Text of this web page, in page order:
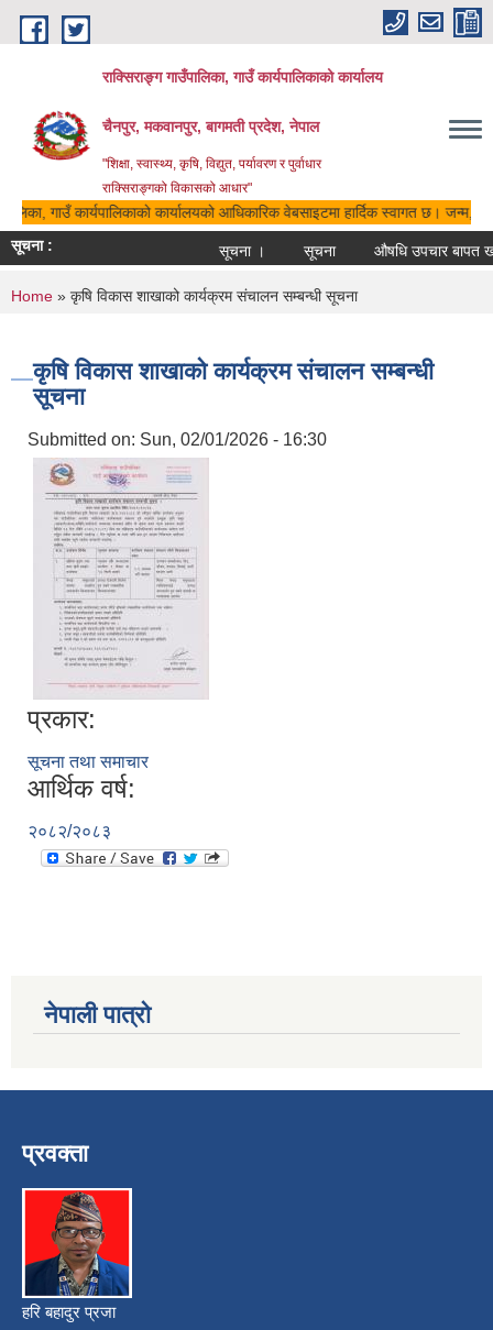
Skip to main content
राक्सिराङ्ग गाउँपालिका, गाउँ कार्यपालिकाको कार्यालय
चैनपुर, मकवानपुर, बागमती प्रदेश, नेपाल
"शिक्षा, स्वास्थ्य, कृषि, विद्युत, पर्यावरण र पुर्वाधार
राक्सिराङ्गको विकासको आधार"
गाउँ कार्यपालिकाको कार्यालयको आधिकारिक वेबसाइटमा हार्दिक स्वागत छ।
सूचना :
सूचना । सूचना औषधि उपचार बापत
You are here
Home » कृषि विकास शाखाको कार्यक्रम संचालन सम्बन्धी सूचना
कृषि विकास शाखाको कार्यक्रम संचालन सम्बन्धी
सूचना
Submitted on: Sun, 02/01/2026 - 16:30
प्रकार:
सूचना तथा समाचार
आर्थिक वर्ष:
२०८२/२०८३
नेपाली पात्रो
प्रवक्ता
हरि बहादुर प्रजा